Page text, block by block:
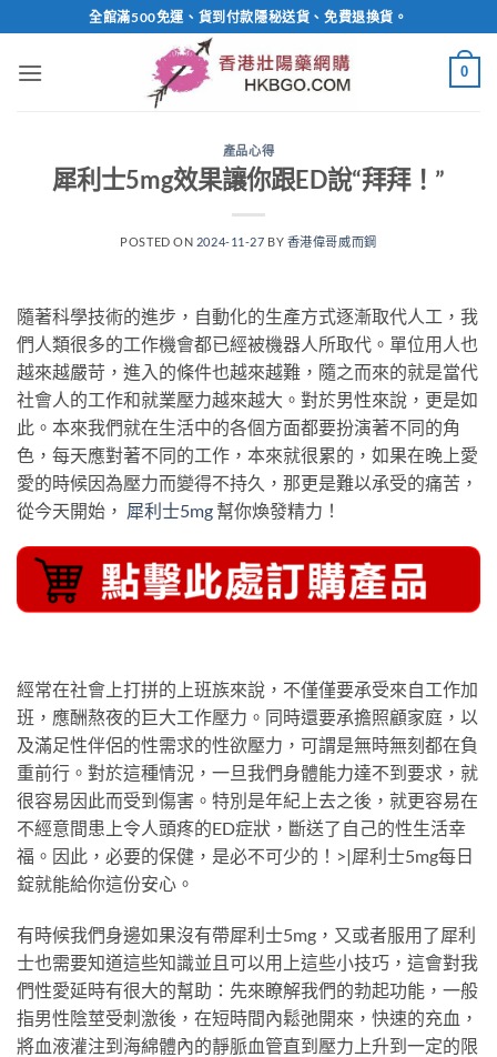
to
content
全館滿500免運、貨到付款隱秘送貨、免費退換貨。
0
產品心得
犀利士5mg效果讓你跟ED說“拜拜！”
POSTED ON 2024-11-27 BY 香港偉哥威而鋼
隨著科學技術的進步，自動化的生產方式逐漸取代人工，我
們人類很多的工作機會都已經被機器人所取代。單位用人也
越來越嚴苛，進入的條件也越來越難，隨之而來的就是當代
社會人的工作和就業壓力越來越大。對於男性來說，更是如
此。本來我們就在生活中的各個方面都要扮演著不同的角
色，每天應對著不同的工作，本來就很累的，如果在晚上愛
愛的時候因為壓力而變得不持久，那更是難以承受的痛苦，
從今天開始， 犀利士5mg 幫你煥發精力！
經常在社會上打拼的上班族來說，不僅僅要承受來自工作加
班，應酬熬夜的巨大工作壓力。同時還要承擔照顧家庭，以
及滿足性伴侶的性需求的性欲壓力，可謂是無時無刻都在負
重前行。對於這種情況，一旦我們身體能力達不到要求，就
很容易因此而受到傷害。特別是年紀上去之後，就更容易在
不經意間患上令人頭疼的ED症狀，斷送了自己的性生活幸
福。因此，必要的保健，是必不可少的！>|犀利士5mg每日
錠就能給你這份安心。
有時候我們身邊如果沒有帶犀利士5mg，又或者服用了犀利
士也需要知道這些知識並且可以用上這些小技巧，這會對我
們性愛延時有很大的幫助：先來瞭解我們的勃起功能，一般
指男性陰莖受刺激後，在短時間內鬆弛開來，快速的充血，
將血液灌注到海綿體內的靜脈血管直到壓力上升到一定的限